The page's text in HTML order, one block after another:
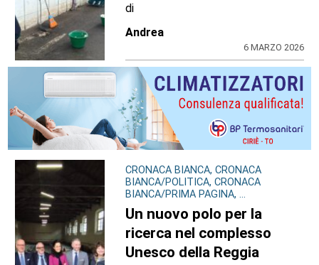
di
Andrea
6 MARZO 2026
CRONACA BIANCA, CRONACA
BIANCA/POLITICA, CRONACA
BIANCA/PRIMA PAGINA, ...
Un nuovo polo per la
ricerca nel complesso
Unesco della Reggia